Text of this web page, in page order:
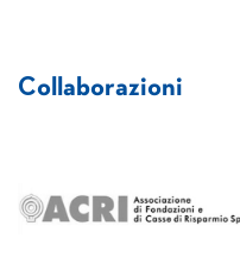
Collaborazioni